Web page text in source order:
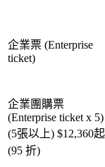
企業票 (Enterprise
ticket)
企業團購票
(Enterprise ticket x 5)
(5張以上) $12,360起
(95 折)